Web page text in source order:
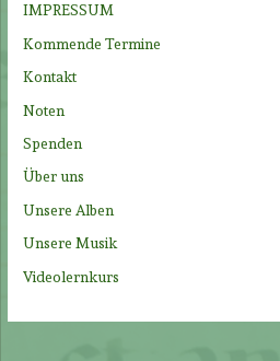
h
:
IMPRESSUM
Kommende Termine
Kontakt
Noten
Spenden
Über uns
Unsere Alben
Unsere Musik
Videolernkurs